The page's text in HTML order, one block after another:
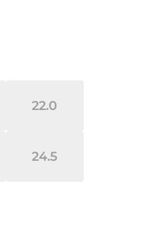
22.0
24.5